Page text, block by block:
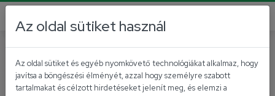
Az oldal sütiket használ
Az oldal sütiket és egyéb nyomkövető technológiákat alkalmaz, hogy
javítsa a böngészési élményét, azzal hogy személyre szabott
tartalmakat és célzott hirdetéseket jelenít meg, és elemzi a